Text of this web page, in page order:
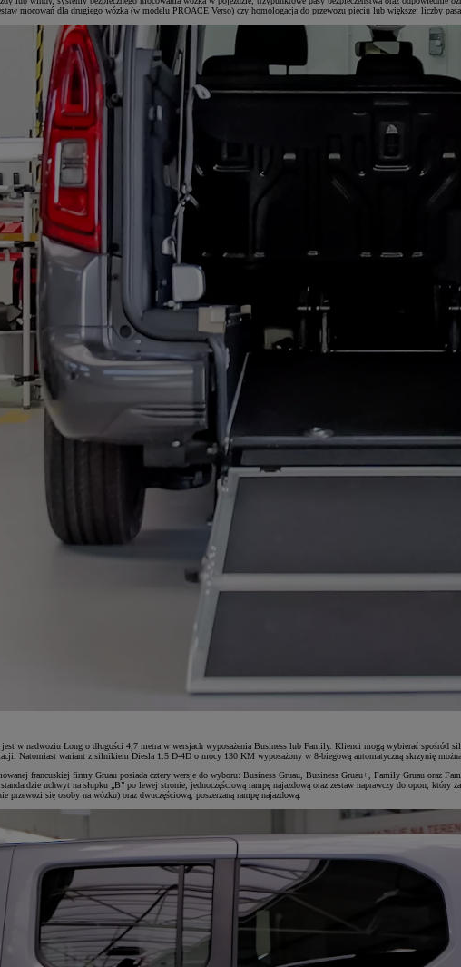
mocowań dla drugiego wózka (w modelu PROACE Verso) czy homologacja do przewozu pięciu lub większej liczby
w nadwoziu Long o długości 4,7 metra w wersjach wyposażenia Business lub Family. Klienci mogą wybierać
Natomiast wariant z silnikiem Diesla 1.5 D-4D o mocy 130 KM wyposażony w 8-biegową automatyczną skrzynię
francuskiej firmy Gruau posiada cztery wersje do wyboru: Business Gruau, Business Gruau+, Family Gruau oraz
uchwyt na słupku „B” po lewej stronie, jednoczęściową rampę najazdową oraz zestaw naprawczy do opon, który
się osoby na wózku) oraz dwuczęściową, poszerzaną rampę najazdową.